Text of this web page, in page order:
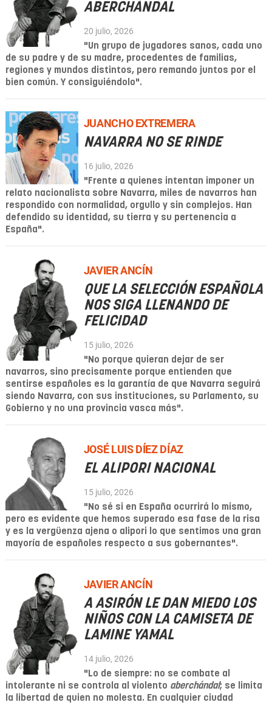
ABERCHÁNDAL
20 julio, 2026
"Un grupo de jugadores sanos, cada uno
de su padre y de su madre, procedentes de familias,
regiones y mundos distintos, pero remando juntos por el
bien común. Y consiguiéndolo".
JUANCHO EXTREMERA
NAVARRA NO SE RINDE
16 julio, 2026
"Frente a quienes intentan imponer un
relato nacionalista sobre Navarra, miles de navarros han
respondido con normalidad, orgullo y sin complejos. Han
defendido su identidad, su tierra y su pertenencia a
España".
JAVIER ANCÍN
QUE LA SELECCIÓN ESPAÑOLA
NOS SIGA LLENANDO DE
FELICIDAD
15 julio, 2026
"No porque quieran dejar de ser
navarros, sino precisamente porque entienden que
sentirse españoles es la garantía de que Navarra seguirá
siendo Navarra, con sus instituciones, su Parlamento, su
Gobierno y no una provincia vasca más".
JOSÉ LUIS DÍEZ DÍAZ
EL ALIPORI NACIONAL
15 julio, 2026
"No sé si en España ocurrirá lo mismo,
pero es evidente que hemos superado esa fase de la risa
y es la vergüenza ajena o alipori lo que sentimos una gran
mayoría de españoles respecto a sus gobernantes".
JAVIER ANCÍN
A ASIRÓN LE DAN MIEDO LOS
NIÑOS CON LA CAMISETA DE
LAMINE YAMAL
14 julio, 2026
"Lo de siempre: no se combate al
intolerante ni se controla al violento aberchándal; se limita
la libertad de quien no molesta. En cualquier ciudad